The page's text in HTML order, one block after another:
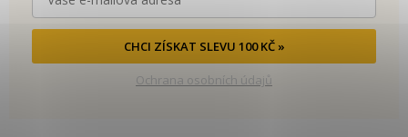
CHCI ZÍSKAT SLEVU 100 KČ »
Ochrana osobních údajů